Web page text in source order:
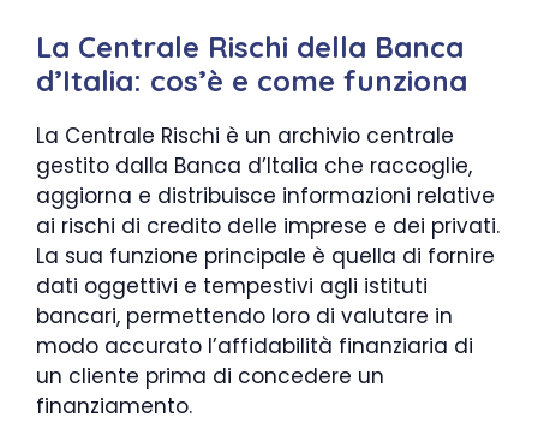
La Centrale Rischi della Banca
d’Italia: cos’è e come funziona
La Centrale Rischi è un archivio centrale
gestito dalla Banca d’Italia che raccoglie,
aggiorna e distribuisce informazioni relative
ai rischi di credito delle imprese e dei privati.
La sua funzione principale è quella di fornire
dati oggettivi e tempestivi agli istituti
bancari, permettendo loro di valutare in
modo accurato l’affidabilità finanziaria di
un cliente prima di concedere un
finanziamento.